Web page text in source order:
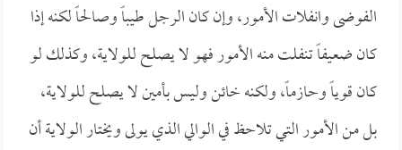
الفوضى وانفلات الأمور، وإن كان الرجل طيباً وصالحاً لكنه إذا
كان ضعيفاً تنفلت منه الأمور فهو لا يصلح للولاية، وكذلك لو
كان قوياً وحازماً، ولكنه خائن وليس بأمين لا يصلح للولاية،
بل من الأمور التي تلاحظ في الوالي الذي يولى ويختار الولاية أن